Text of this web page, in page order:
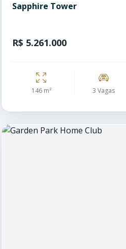
Sapphire Tower
R$ 5.261.000
146 m² 3 Vagas